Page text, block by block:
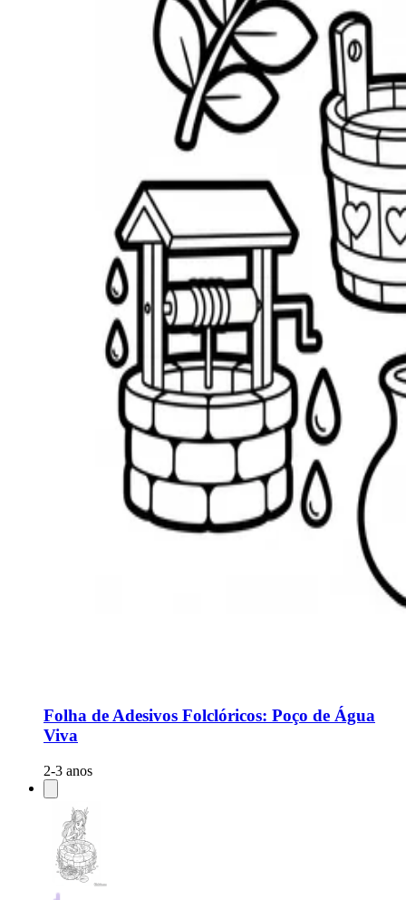
Folha de Adesivos Folclóricos: Poço de Água
Viva
2-3 anos